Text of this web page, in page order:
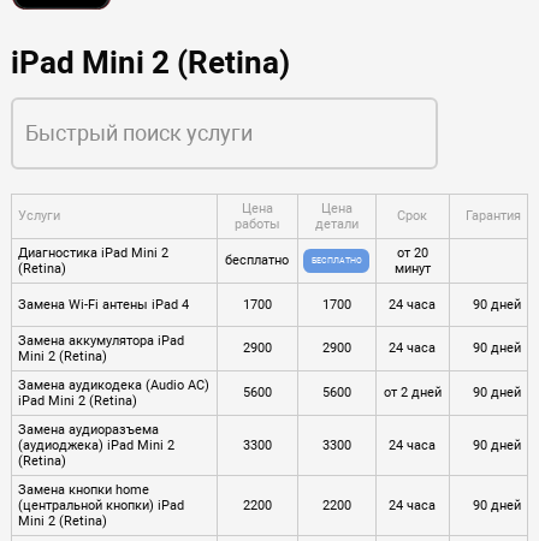
iPad Mini 2 (Retina)
Услуги
Цена
работы
Цена
детали
Срок Гарантия
Диагностика iPad Mini 2
(Retina)
бесплатно БЕСПЛАТНО
от 20
минут
Замена Wi-Fi антены iPad 4 1700 1700 24 часа 90 дней
Замена аккумулятора iPad
Mini 2 (Retina)
2900 2900 24 часа 90 дней
Замена аудикодека (Audio AC)
iPad Mini 2 (Retina)
5600 5600 от 2 дней 90 дней
Замена аудиоразъема
(аудиоджека) iPad Mini 2
(Retina)
3300 3300 24 часа 90 дней
Замена кнопки home
(центральной кнопки) iPad
Mini 2 (Retina)
2200 2200 24 часа 90 дней